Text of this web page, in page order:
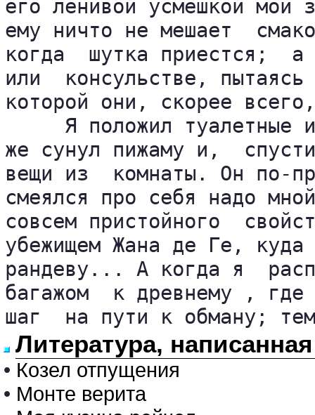
его ленивой усмешкой
ему ничто не мешает
когда  шутка приестся;  а
или  консульстве,
которой они, скорее
Я положил туалетные
же сунул пижаму и,
вещи из  комнаты. Он по-
смеялся про себя надо
совсем пристойного
убежищем Жана де Ге, куда
рандеву... А когда я
багажом  к древнему , где
шаг  на пути к обману;
Литература,
• Козел отпущения
• Монте верита